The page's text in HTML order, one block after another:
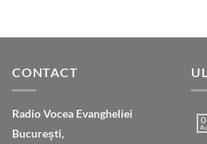
CONTACT
Radio Vocea Evangheliei
București,